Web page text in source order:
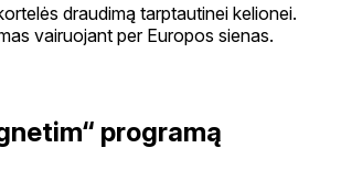
draudimą tarptautinei kelionei.
vairuojant per Europos sienas.
programą